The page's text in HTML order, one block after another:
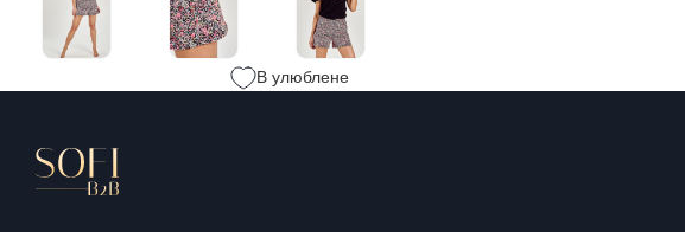
В улюблене